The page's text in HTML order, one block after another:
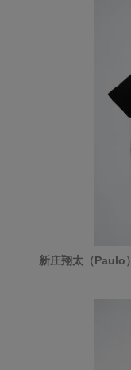
新庄翔太（Paulo